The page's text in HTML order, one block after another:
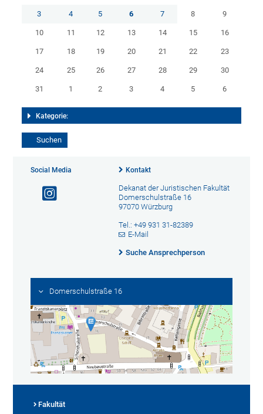
3 4 5 6 7 8 9
10 11 12 13 14 15 16
17 18 19 20 21 22 23
24 25 26 27 28 29 30
31 1 2 3 4 5 6
Kategorie:
Social Media Kontakt
Dekanat der Juristischen Fakultät
Domerschulstraße 16
97070 Würzburg
Tel.: +49 931 31-82389
E-Mail
Suche Ansprechperson
Domerschulstraße 16
Fakultät